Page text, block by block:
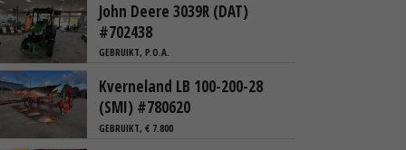
John Deere 3039R (DAT)
#702438
GEBRUIKT, P.O.A.
Kverneland LB 100-200-28
(SMI) #780620
GEBRUIKT, € 7.800